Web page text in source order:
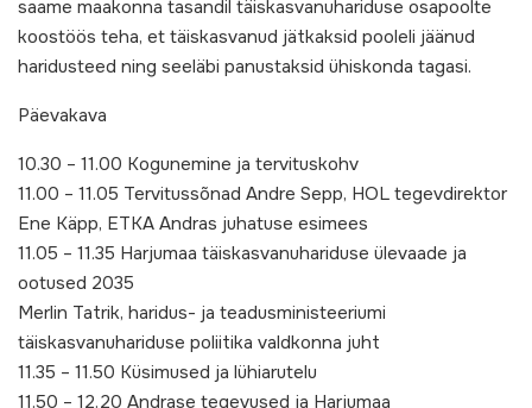
saame maakonna tasandil täiskasvanuhariduse osapoolte
koostöös teha, et täiskasvanud jätkaksid pooleli jäänud
haridusteed ning seeläbi panustaksid ühiskonda tagasi.
Päevakava
10.30 – 11.00 Kogunemine ja tervituskohv
11.00 – 11.05 Tervitussõnad Andre Sepp, HOL tegevdirektor
Ene Käpp, ETKA Andras juhatuse esimees
11.05 – 11.35 Harjumaa täiskasvanuhariduse ülevaade ja
ootused 2035
Merlin Tatrik, haridus- ja teadusministeeriumi
täiskasvanuhariduse poliitika valdkonna juht
11.35 – 11.50 Küsimused ja lühiarutelu
11.50 – 12.20 Andrase tegevused ja Harjumaa